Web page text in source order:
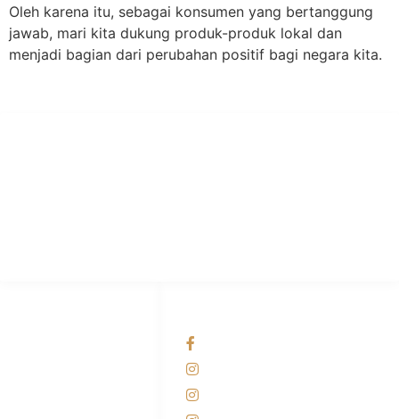
Oleh karena itu, sebagai konsumen yang bertanggung
jawab, mari kita dukung produk-produk lokal dan
menjadi bagian dari perubahan positif bagi negara kita.